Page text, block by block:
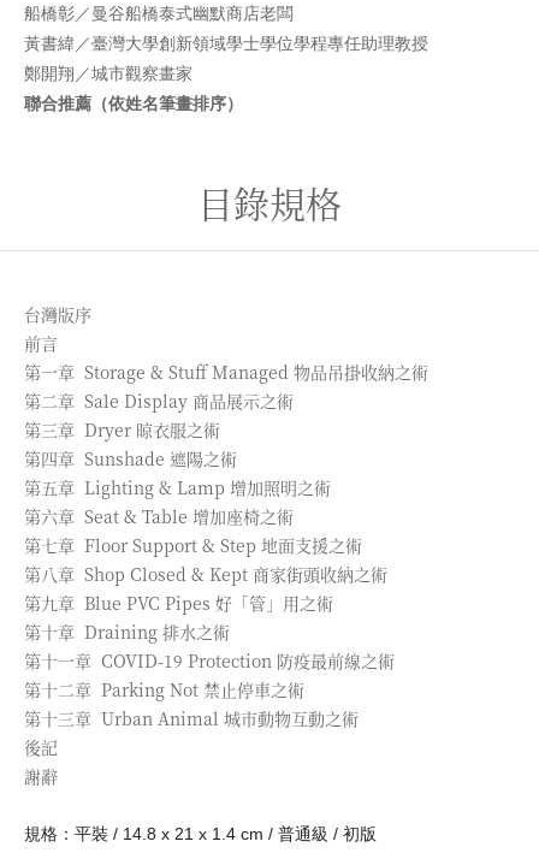
船橋彰／曼谷船橋泰式幽默商店老闆
黃書緯／臺灣大學創新領域學士學位學程專任助理教授
鄭開翔／城市觀察畫家
聯合推薦（依姓名筆畫排序）
目錄規格
台灣版序
前言
第一章 Storage & Stuff Managed 物品吊掛收納之術
第二章 Sale Display 商品展示之術
第三章 Dryer 晾衣服之術
第四章 Sunshade 遮陽之術
第五章 Lighting & Lamp 增加照明之術
第六章 Seat & Table 增加座椅之術
第七章 Floor Support & Step 地面支援之術
第八章 Shop Closed & Kept 商家街頭收納之術
第九章 Blue PVC Pipes 好「管」用之術
第十章 Draining 排水之術
第十一章 COVID-19 Protection 防疫最前線之術
第十二章 Parking Not 禁止停車之術
第十三章 Urban Animal 城市動物互動之術
後記
謝辭
規格：平裝 / 14.8 x 21 x 1.4 cm / 普通級 / 初版